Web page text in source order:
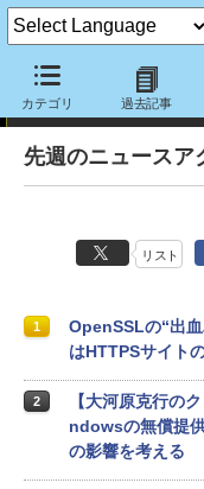
カテゴリ 過去記事
ランキング
先週のニュースア
リスト
1
OpenSSLの“出
はHTTPSサイト
2
【大河原克行の
ndowsの無償提
の影響を考える